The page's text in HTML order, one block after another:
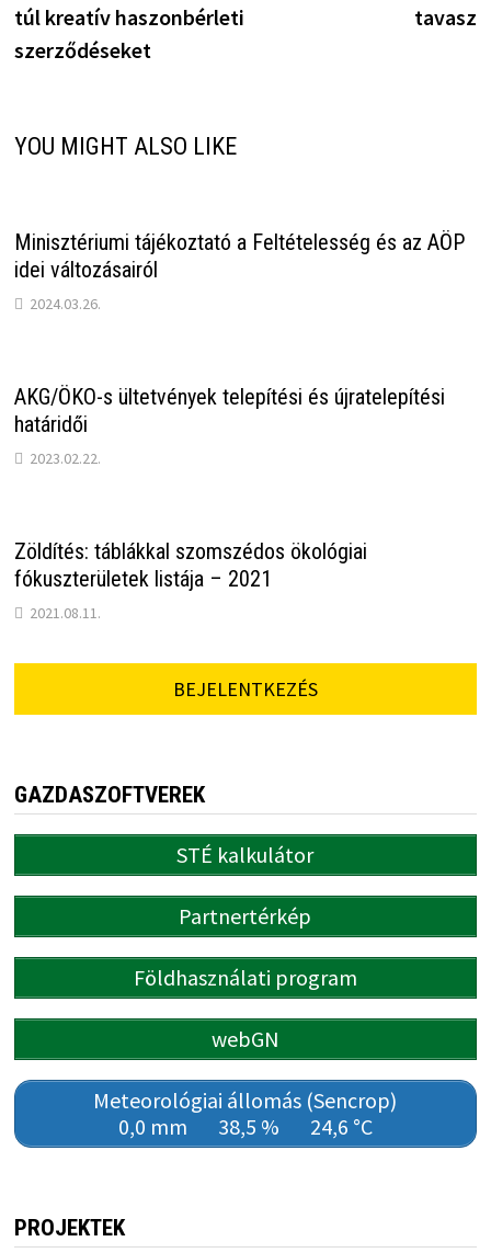
túl kreatív haszonbérleti
szerződéseket
tavasz
YOU MIGHT ALSO LIKE
Minisztériumi tájékoztató a Feltételesség és az AÖP
idei változásairól
2024.03.26.
AKG/ÖKO-s ültetvények telepítési és újratelepítési
határidői
2023.02.22.
Zöldítés: táblákkal szomszédos ökológiai
fókuszterületek listája – 2021
2021.08.11.
BEJELENTKEZÉS
GAZDASZOFTVEREK
STÉ kalkulátor
Partnertérkép
Földhasználati program
webGN
Meteorológiai állomás (Sencrop)
0,0 mm
38,5 % 24,6 °C
PROJEKTEK